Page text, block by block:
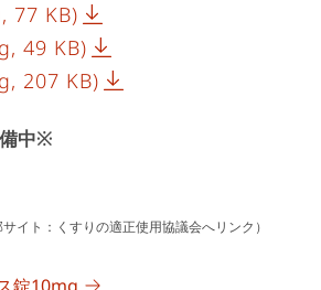
77 KB)
49 KB)
207 KB)
中※
イト：くすりの適正使用協議会へリンク）